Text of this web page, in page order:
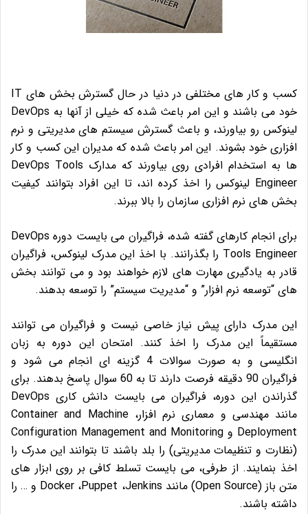
کسب و کار های مختلفی در دنیا در حال گسترش بخش های IT
خود می باشند و این امر باعث شده که خیلی از آنها به DevOps
لینوکس رو بیاورند، و باعث گسترش سیستم های مدیریتی و نرم
افزاری خود بشوند. این امر باعث شده که مدیران این کسب و کار
ها به استخدام افرادی روی بیاورند که مدارک DevOps Tools
Engineer لینوکس را اخذ کرده اند، تا این افراد بتوانند کیفیت
بخش های نرم افزاری سازمان را بالا ببرند.
برای انجام کارهای گفته شده، فراگیران می بایست دوره DevOps
Tools Engineer را بگذرانند. با اخذ این مدرک لینوکس، فراگیران
قادر به یادگیری مهارت های لازم خواهند بود و می توانند بخش
های “توسعه نرم افزار” و “مدیریت سیستم” را توسعه بدهند.
این مدرک دارای پیش نیاز خاصی نیست و فراگیران می توانند
مستقیماً این مدرک را اخذ کنند. امتحان این دوره به زبان
انگلیسی و به صورت سوالات 4 گزینه ای انجام می شود و
فراگیران 90 دقیقه فرصت دارند تا به 60 سوال پاسخ بدهند. برای
گذراندن این دوره، فراگیران می بایست دانش کاری DevOps
مانند مهندسی و معماری نرم افزار، Container and Machine
Deployment و Configuration Management and Monitoring
(نظارت و تنظیمات مدیریتی) را بلد باشند تا بتوانند این مدرک را
اخذ بنمایند. از طرفی، می بایست تسلط کافی بر روی ابزار های
متن باز (Open Source) مانند Docker ،Puppet ،Jenkins و … را
داشته باشند.